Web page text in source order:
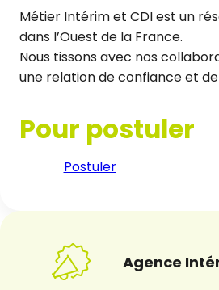
Métier Intérim et CDI est un
dans l’Ouest de la France.
Nous tissons avec nos
une relation de confiance et
Pour postuler
Postuler
Agence